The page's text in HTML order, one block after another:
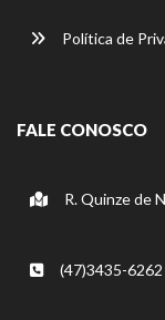
Política de
FALE CONOSCO
R. Quinze de
(47)3435-6262